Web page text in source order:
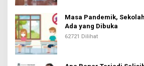
Masa Pandemik,
Ada yang Dibuka
62721 Dilihat